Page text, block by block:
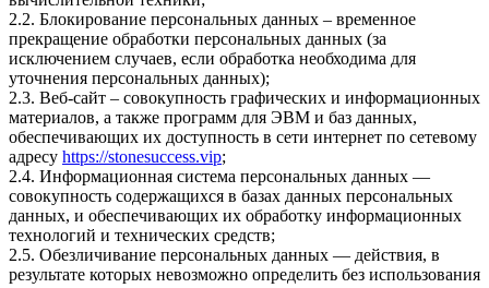
2.2. Блокирование персональных данных – временное
прекращение обработки персональных данных (за
исключением случаев, если обработка необходима для
уточнения персональных данных);
2.3. Веб-сайт – совокупность графических и информационных
материалов, а также программ для ЭВМ и баз данных,
обеспечивающих их доступность в сети интернет по сетевому
адресу https://stonesuccess.vip;
2.4. Информационная система персональных данных —
совокупность содержащихся в базах данных персональных
данных, и обеспечивающих их обработку информационных
технологий и технических средств;
2.5. Обезличивание персональных данных — действия, в
результате которых невозможно определить без использования